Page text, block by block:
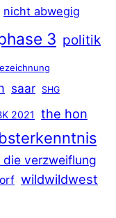
nicht abwegig
3 politik
saar SHG
2021 the hon
verzweiflung
wildwildwest